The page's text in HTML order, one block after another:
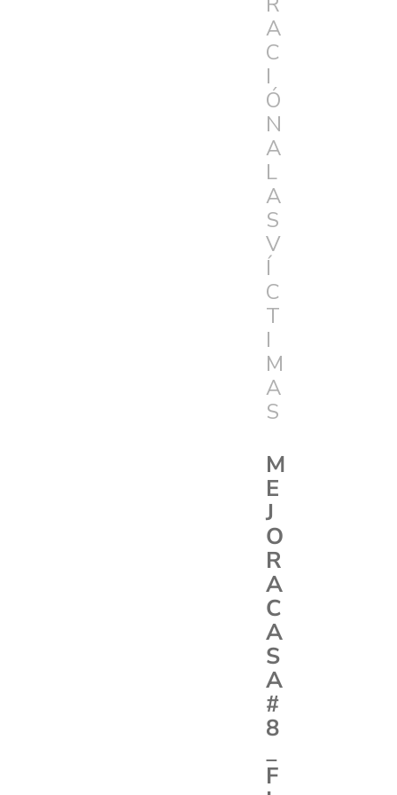
A
C
I
Ó
N
A
L
A
S
V
Í
C
T
I
M
A
S
M
E
J
O
R
A
C
A
S
A
#
8
_
F